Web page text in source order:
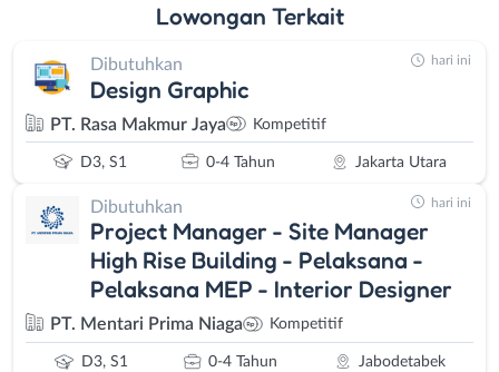
Lowongan Terkait
Dibutuhkan
Design Graphic
PT. Rasa Makmur Jaya Kompetitif
D3, S1 0-4 Tahun Jakarta Utara
hari ini
Dibutuhkan
Project Manager - Site Manager
High Rise Building - Pelaksana -
Pelaksana MEP - Interior Designer
PT. Mentari Prima Niaga Kompetitif
D3, S1 0-4 Tahun Jabodetabek
hari ini